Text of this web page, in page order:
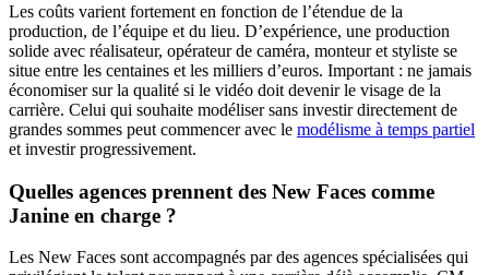
Les coûts varient fortement en fonction de l’étendue de la
production, de l’équipe et du lieu. D’expérience, une production
solide avec réalisateur, opérateur de caméra, monteur et styliste se
situe entre les centaines et les milliers d’euros. Important : ne jamais
économiser sur la qualité si le vidéo doit devenir le visage de la
carrière. Celui qui souhaite modéliser sans investir directement de
grandes sommes peut commencer avec le modélisme à temps partiel
et investir progressivement.
Quelles agences prennent des New Faces comme
Janine en charge ?
Les New Faces sont accompagnés par des agences spécialisées qui